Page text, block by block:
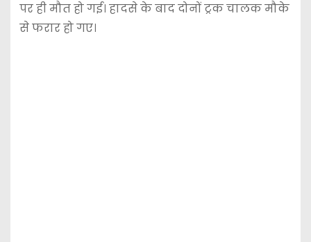
पर ही मौत हो गई। हादसे के बाद दोनों ट्रक चालक मौके
से फरार हो गए।